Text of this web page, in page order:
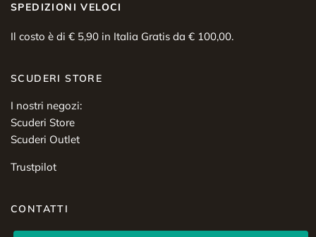
SPEDIZIONI VELOCI
Il costo è di € 5,90 in Italia Gratis da € 100,00.
SCUDERI STORE
I nostri negozi:
Scuderi Store
Scuderi Outlet
Trustpilot
CONTATTI